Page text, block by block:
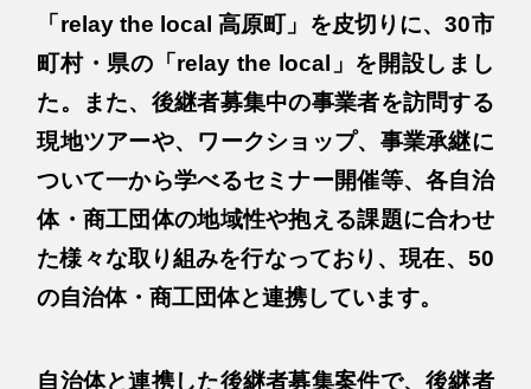
「relay the local 高原町」を皮切りに、30市
町村・県の「relay the local」を開設しまし
た。また、後継者募集中の事業者を訪問する
現地ツアーや、ワークショップ、事業承継に
ついて一から学べるセミナー開催等、各自治
体・商工団体の地域性や抱える課題に合わせ
た様々な取り組みを行なっており、現在、50
の自治体・商工団体と連携しています。
自治体と連携した後継者募集案件で、後継者